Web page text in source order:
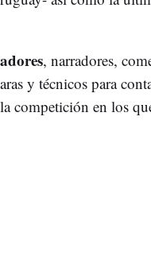
, narradores,
y técnicos para
competición en los